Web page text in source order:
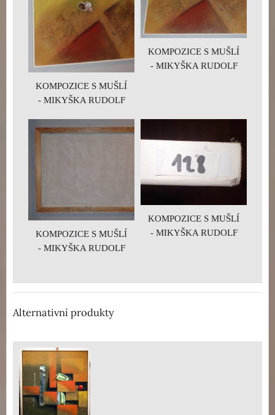
KOMPOZICE S MUŠLÍ
- MIKYŠKA RUDOLF
KOMPOZICE S MUŠLÍ
- MIKYŠKA RUDOLF
KOMPOZICE S MUŠLÍ
- MIKYŠKA RUDOLF
KOMPOZICE S MUŠLÍ
- MIKYŠKA RUDOLF
Alternativní produkty